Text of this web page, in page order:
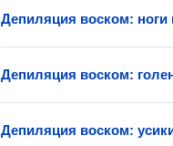
Депиляция воском:
Депиляция воском:
Депиляция воском: